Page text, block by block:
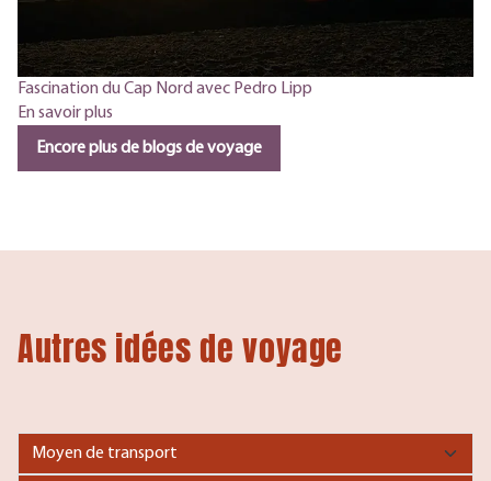
Fascination du Cap Nord avec Pedro Lipp
En savoir plus
Encore plus de blogs de voyage
Autres idées de voyage